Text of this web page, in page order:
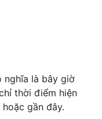
nghĩa là bây giờ
thời điểm hiện
gần đây.